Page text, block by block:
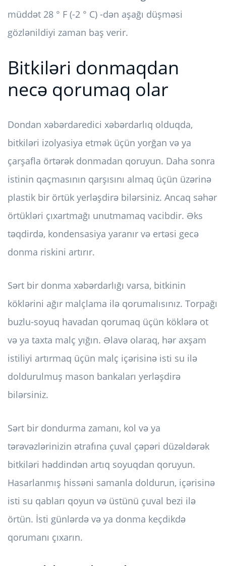
müddət 28 ° F (-2 ° C) -dən aşağı düşməsi
gözlənildiyi zaman baş verir.
Bitkiləri donmaqdan
necə qorumaq olar
Dondan xəbərdaredici xəbərdarlıq olduqda,
bitkiləri izolyasiya etmək üçün yorğan və ya
çarşafla örtərək donmadan qoruyun. Daha sonra
istinin qaçmasının qarşısını almaq üçün üzərinə
plastik bir örtük yerləşdirə bilərsiniz. Ancaq səhər
örtükləri çıxartmağı unutmamaq vacibdir. Əks
təqdirdə, kondensasiya yaranır və ertəsi gecə
donma riskini artırır.
Sərt bir donma xəbərdarlığı varsa, bitkinin
köklərini ağır malçlama ilə qorumalısınız. Torpağı
buzlu-soyuq havadan qorumaq üçün köklərə ot
və ya taxta malç yığın. Əlavə olaraq, hər axşam
istiliyi artırmaq üçün malç içərisinə isti su ilə
doldurulmuş mason bankaları yerləşdirə
bilərsiniz.
Sərt bir dondurma zamanı, kol və ya
tərəvəzlərinizin ətrafına çuval çəpəri düzəldərək
bitkiləri həddindən artıq soyuqdan qoruyun.
Hasarlanmış hissəni samanla doldurun, içərisinə
isti su qabları qoyun və üstünü çuval bezi ilə
örtün. İsti günlərdə və ya donma keçdikdə
qorumanı çıxarın.